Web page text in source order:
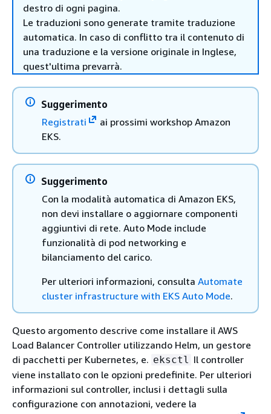
destro di ogni pagina.
Le traduzioni sono generate tramite traduzione
automatica. In caso di conflitto tra il contenuto di
una traduzione e la versione originale in Inglese,
quest'ultima prevarrà.
Suggerimento
Registrati
ai prossimi workshop Amazon
EKS.
Suggerimento
Con la modalità automatica di Amazon EKS,
non devi installare o aggiornare componenti
aggiuntivi di rete. Auto Mode include
funzionalità di pod networking e
bilanciamento del carico.
Per ulteriori informazioni, consulta Automate
cluster infrastructure with EKS Auto Mode.
Questo argomento descrive come installare il AWS
Load Balancer Controller utilizzando Helm, un gestore
di pacchetti per Kubernetes, e. eksctl Il controller
viene installato con le opzioni predefinite. Per ulteriori
informazioni sul controller, inclusi i dettagli sulla
configurazione con annotazioni, vedere la